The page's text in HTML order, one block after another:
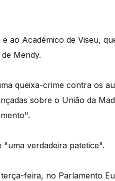
ao Académico de Viseu,
Mendy.
queixa-crime contra os
sobre o União da
verdadeira patetice".
terça-feira, no Parlamento